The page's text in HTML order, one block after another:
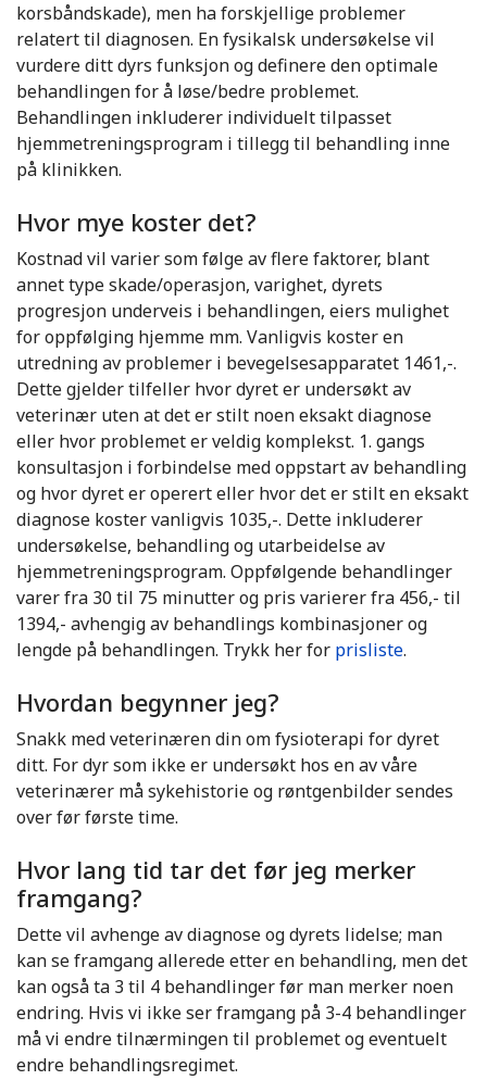
korsbåndskade), men ha forskjellige problemer
relatert til diagnosen. En fysikalsk undersøkelse vil
vurdere ditt dyrs funksjon og definere den optimale
behandlingen for å løse/bedre problemet.
Behandlingen inkluderer individuelt tilpasset
hjemmetreningsprogram i tillegg til behandling inne
på klinikken.
Hvor mye koster det?
Kostnad vil varier som følge av flere faktorer, blant
annet type skade/operasjon, varighet, dyrets
progresjon underveis i behandlingen, eiers mulighet
for oppfølging hjemme mm. Vanligvis koster en
utredning av problemer i bevegelsesapparatet 1461,-.
Dette gjelder tilfeller hvor dyret er undersøkt av
veterinær uten at det er stilt noen eksakt diagnose
eller hvor problemet er veldig komplekst. 1. gangs
konsultasjon i forbindelse med oppstart av behandling
og hvor dyret er operert eller hvor det er stilt en eksakt
diagnose koster vanligvis 1035,-. Dette inkluderer
undersøkelse, behandling og utarbeidelse av
hjemmetreningsprogram. Oppfølgende behandlinger
varer fra 30 til 75 minutter og pris varierer fra 456,- til
1394,- avhengig av behandlings kombinasjoner og
lengde på behandlingen. Trykk her for prisliste.
Hvordan begynner jeg?
Snakk med veterinæren din om fysioterapi for dyret
ditt. For dyr som ikke er undersøkt hos en av våre
veterinærer må sykehistorie og røntgenbilder sendes
over før første time.
Hvor lang tid tar det før jeg merker
framgang?
Dette vil avhenge av diagnose og dyrets lidelse; man
kan se framgang allerede etter en behandling, men det
kan også ta 3 til 4 behandlinger før man merker noen
endring. Hvis vi ikke ser framgang på 3-4 behandlinger
må vi endre tilnærmingen til problemet og eventuelt
endre behandlingsregimet.